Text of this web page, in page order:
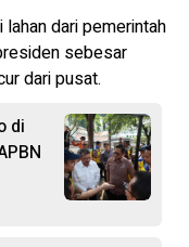
dari pemerintah
sebesar
dari pusat.
di